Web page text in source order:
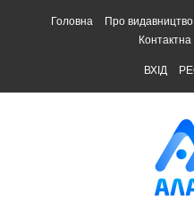
Головна Про видавництво
ВХІД